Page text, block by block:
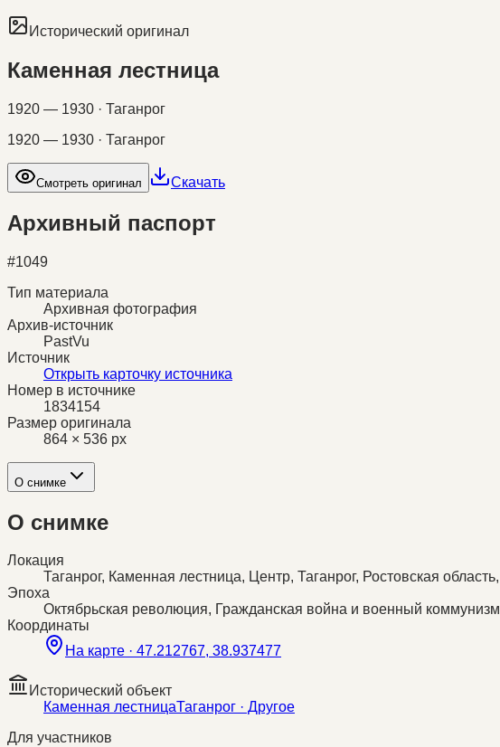
Исторический оригинал
Каменная лестница
1920 — 1930 · Таганрог
1920 — 1930 · Таганрог
Смотреть оригинал Скачать
Архивный паспорт
#1049
Тип материала
Архивная фотография
Архив-источник
PastVu
Источник
Открыть карточку источника
Номер в источнике
1834154
Размер оригинала
864 × 536 px
О снимке
О снимке
Локация
Таганрог, Каменная лестница, Центр, Таганрог, Ростовская
Эпоха
Октябрьская революция, Гражданская война и военный коммунизм
Координаты
На карте · 47.212767, 38.937477
Исторический объект
Каменная лестницаТаганрог · Другое
Для участников